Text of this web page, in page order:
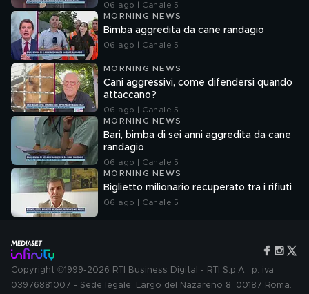
06 ago | Canale 5
MORNING NEWS
Bimba aggredita da cane randagio
06 ago | Canale 5
MORNING NEWS
Cani aggressivi, come difendersi quando
attaccano?
06 ago | Canale 5
MORNING NEWS
Bari, bimba di sei anni aggredita da cane
randagio
06 ago | Canale 5
MORNING NEWS
Biglietto milionario recuperato tra i rifiuti
06 ago | Canale 5
Copyright ©1999-2026 RTI Business Digital - RTI S.p.A.: p. iva
03976881007 - Sede legale: Largo del Nazareno 8, 00187 Roma.